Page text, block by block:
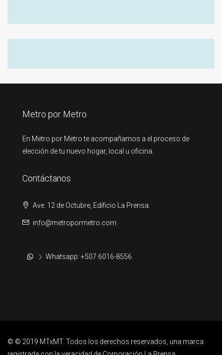
Metro por Metro
En Metro por Metro te acompañamos a el proceso de
elección de tu nuevo hogar, local u oficina.
Contáctanos
Ave. 12 de Octubre, Edificio La Prensa.
info@metropormetro.com
Whatsapp: +507 6016-8556
© © 2019 MTxMT. Todos los derechos reservados, una marca